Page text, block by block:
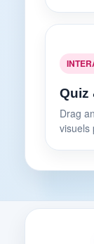
Quiz
Drag
visuels